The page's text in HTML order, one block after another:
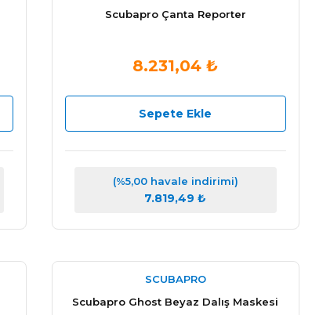
Scubapro Çanta Reporter
8.231,04 ₺
Sepete Ekle
(%5,00 havale indirimi)
7.819,49 ₺
SCUBAPRO
Scubapro Ghost Beyaz Dalış Maskesi